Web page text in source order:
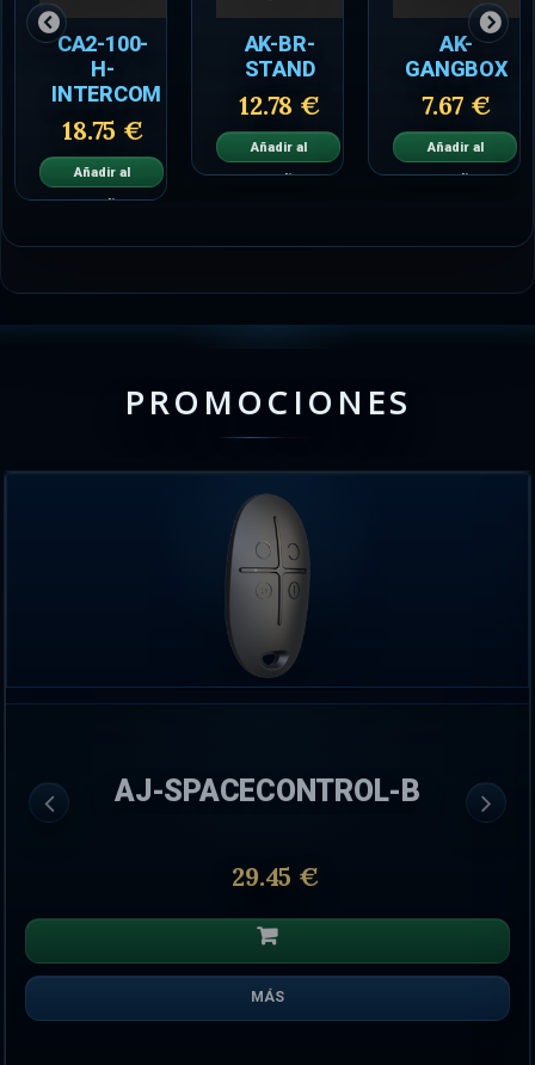
CA2-100-
H-
INTERCOM
18.75 €
Añadir al
carrito
AK-BR-
STAND
12.78 €
Añadir al
carrito
AK-
GANGBOX
7.67 €
Añadir al
carrito
PROMOCIONES
AJ-SPACECONTROL-B
29.45 €
MÁS